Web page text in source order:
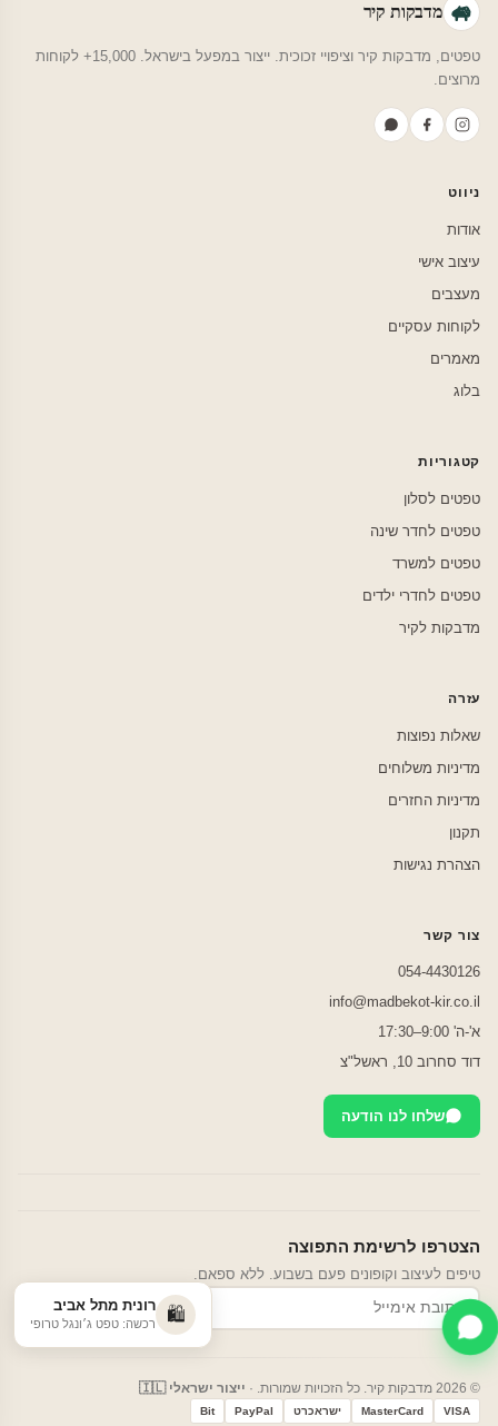
מדבקות קיר
טפטים, מדבקות קיר וציפויי זכוכית. ייצור במפעל בישראל. 15,000+ לקוחות
מרוצים.
ניווט
אודות
עיצוב אישי
מעצבים
לקוחות עסקיים
מאמרים
בלוג
קטגוריות
טפטים לסלון
טפטים לחדר שינה
טפטים למשרד
טפטים לחדרי ילדים
מדבקות לקיר
עזרה
שאלות נפוצות
מדיניות משלוחים
מדיניות החזרים
תקנון
הצהרת נגישות
צור קשר
054-4430126
info@madbekot-kir.co.il
א'-ה' 9:00–17:30
דוד סחרוב 10, ראשל"צ
שלחו לנו הודעה
הצטרפו לרשימת התפוצה
טיפים לעיצוב וקופונים פעם בשבוע. ללא ספאם.
הרשמה
© 2026 מדבקות קיר. כל הזכויות שמורות. · ייצור ישראלי 🇮🇱
VISA
MasterCard ישראכרט PayPal
Bit
🛍️ רונית מתל אביב
רכשה: טפט ג׳ונגל טרופי